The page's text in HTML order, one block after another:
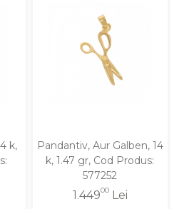
k,
Pandantiv, Aur Galben, 14
k, 1.47 gr, Cod Produs:
577252
1.44900Lei